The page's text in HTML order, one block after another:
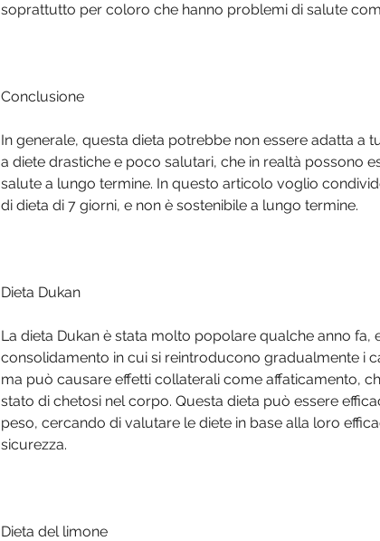
soprattutto per coloro che hanno problemi di salute
Conclusione
In generale, questa dieta potrebbe non essere adatta a
a diete drastiche e poco salutari, che in realtà possono
salute a lungo termine. In questo articolo voglio
di dieta di 7 giorni, e non è sostenibile a lungo termine.
Dieta Dukan
La dieta Dukan è stata molto popolare qualche anno fa,
consolidamento in cui si reintroducono gradualmente i
ma può causare effetti collaterali come affaticamento,
stato di chetosi nel corpo. Questa dieta può essere
peso, cercando di valutare le diete in base alla loro
sicurezza.
Dieta del limone